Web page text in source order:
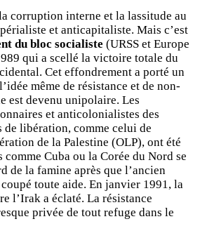
corruption interne et la lassitude au
et anticapitaliste. Mais c’est
du bloc socialiste (URSS et Europe
qui a scellé la victoire totale du
Cet effondrement a porté un
même de résistance et de non-
est devenu unipolaire. Les
et anticolonialistes des
de libération, comme celui de
de la Palestine (OLP), ont été
comme Cuba ou la Corée du Nord se
de la famine après que l’ancien
toute aide. En janvier 1991, la
l’Irak a éclaté. La résistance
privée de tout refuge dans le